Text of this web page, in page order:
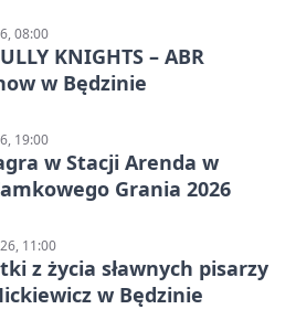
08:00
KNIGHTS – ABR
w Będzinie
19:00
w Stacji Arenda w
Grania 2026
11:00
z życia sławnych pisarzy
w Będzinie